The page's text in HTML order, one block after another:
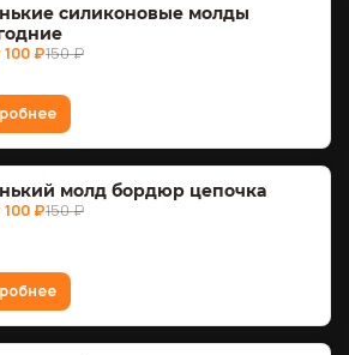
силиконовые молды
100 ₽150 ₽
молд бордюр цепочка
100 ₽150 ₽